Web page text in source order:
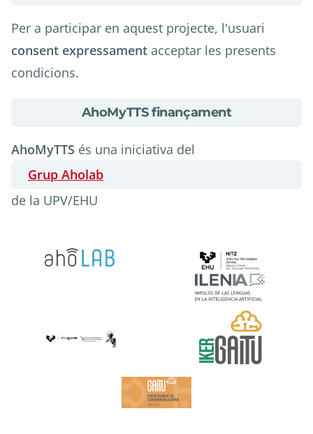
Per a participar en aquest projecte, l'usuari
consent expressament acceptar les presents
condicions.
de
responsabilitat
AhoMyTTS finançament
AhoMyTTS és una iniciativa del
Grup Aholab
de la UPV/EHU
about
finançament